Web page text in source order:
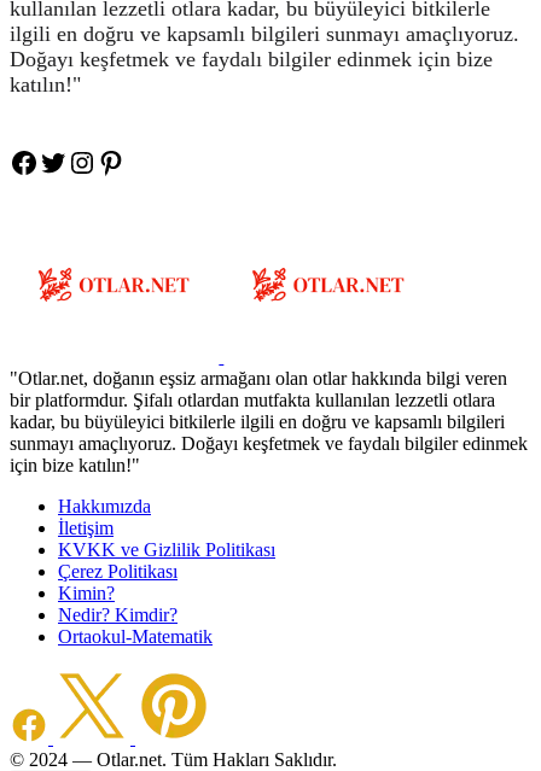
kullanılan lezzetli otlara kadar, bu büyüleyici bitkilerle
ilgili en doğru ve kapsamlı bilgileri sunmayı amaçlıyoruz.
Doğayı keşfetmek ve faydalı bilgiler edinmek için bize
katılın!"
Facebook
Twitter
Instagram
Pinteres
"Otlar.net, doğanın eşsiz armağanı olan otlar hakkında bilgi veren
bir platformdur. Şifalı otlardan mutfakta kullanılan lezzetli otlara
kadar, bu büyüleyici bitkilerle ilgili en doğru ve kapsamlı bilgileri
sunmayı amaçlıyoruz. Doğayı keşfetmek ve faydalı bilgiler edinmek
için bize katılın!"
Hakkımızda
İletişim
KVKK ve Gizlilik Politikası
Çerez Politikası
Kimin?
Nedir? Kimdir?
Ortaokul-Matematik
©️ 2024 — Otlar.net. Tüm Hakları Saklıdır.